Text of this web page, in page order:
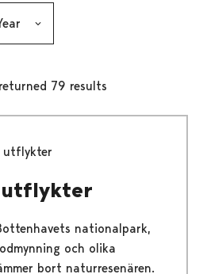
79 results
utflykter
utflykter
nationalpark,
och olika
bort naturresenären.